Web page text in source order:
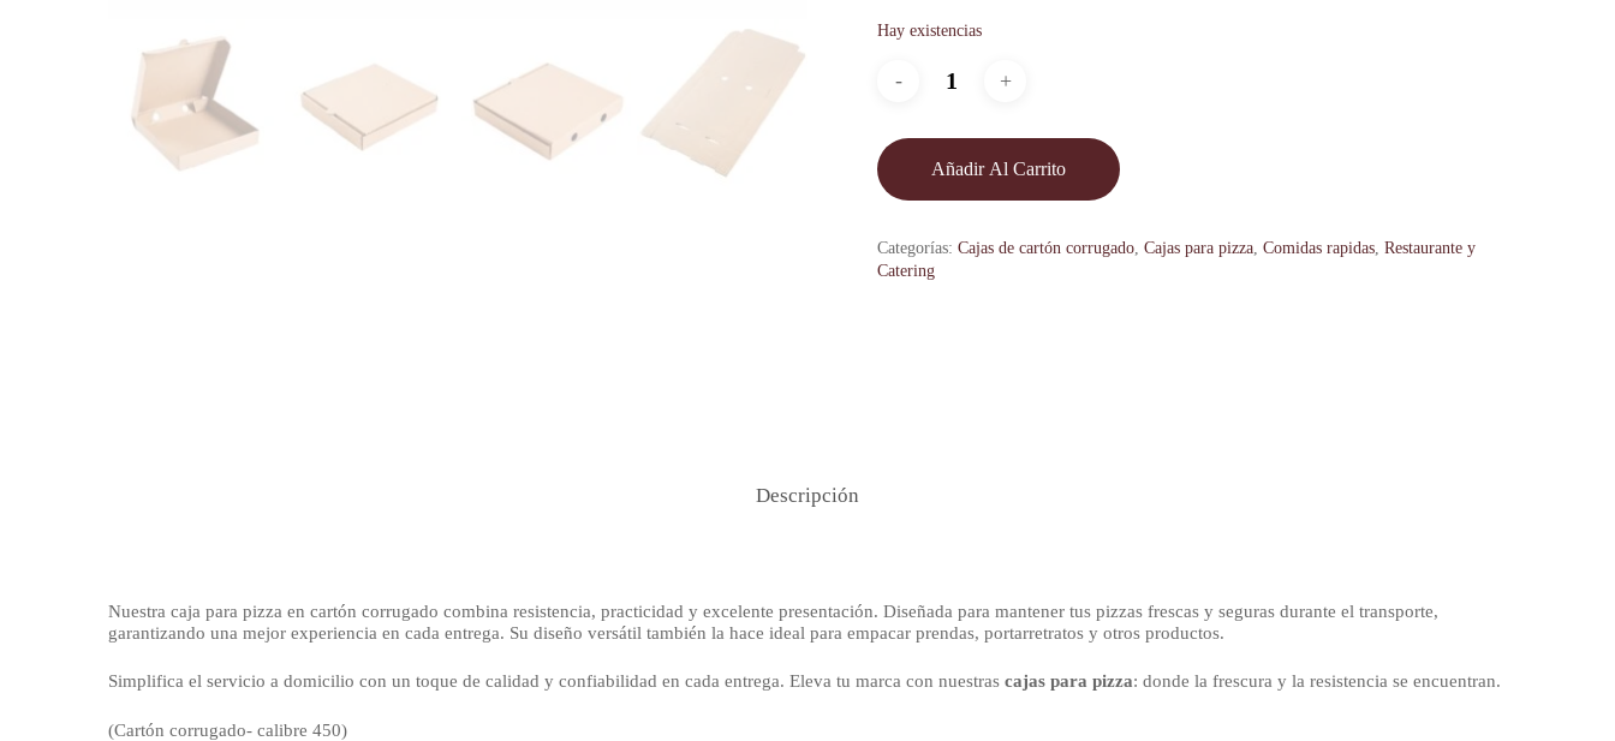
Hay existencias
Añadir Al Carrito
Categorías:Cajas de cartón corrugado ,Cajas para pizza ,Comidas rapidas ,Restaurante y
Catering
Descripción
Nuestra caja para pizza en cartón corrugado combina resistencia, practicidad y excelente presentación. Diseñada para mantener tus pizzas frescas y seguras durante el transporte,
garantizando una mejor experiencia en cada entrega. Su diseño versátil también la hace ideal para empacar prendas, portarretratos y otros productos.
Simplifica el servicio a domicilio con un toque de calidad y confiabilidad en cada entrega. Eleva tu marca con nuestrascajas para pizza: donde la frescura y la resistencia se encuentran.
(Cartón corrugado- calibre 450)